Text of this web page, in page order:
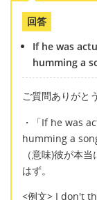
回答
If he was
humming a
ご質問ありがと
・「If he was
humming a
（意味)彼が本
はず。
<例文> I don't